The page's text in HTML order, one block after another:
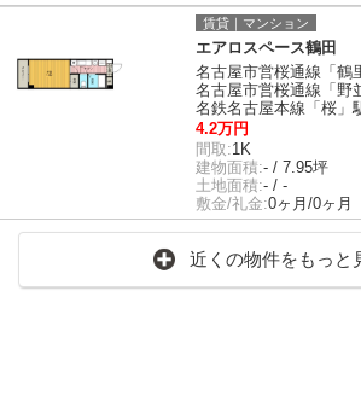
賃貸｜マンション
エアロスペース鶴田
名古屋市営桜通線「鶴
名古屋市営桜通線「野
名鉄名古屋本線「桜」
4.2万円
間取:1K
建物面積:- / 7.95坪
土地面積:- / -
敷金/礼金:0ヶ月/0ヶ月
近くの物件をもっと